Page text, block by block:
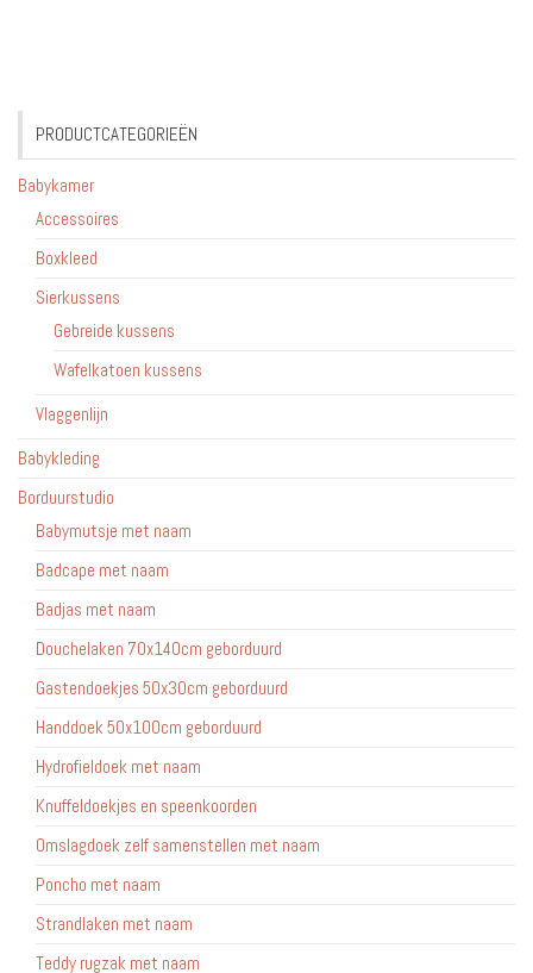
PRODUCTCATEGORIEËN
Babykamer
Accessoires
Boxkleed
Sierkussens
Gebreide kussens
Wafelkatoen kussens
Vlaggenlijn
Babykleding
Borduurstudio
Babymutsje met naam
Badcape met naam
Badjas met naam
Douchelaken 70x140cm geborduurd
Gastendoekjes 50x30cm geborduurd
Handdoek 50x100cm geborduurd
Hydrofieldoek met naam
Knuffeldoekjes en speenkoorden
Omslagdoek zelf samenstellen met naam
Poncho met naam
Strandlaken met naam
Teddy rugzak met naam